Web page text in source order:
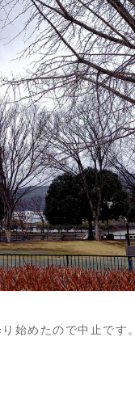
始めたので中止です。